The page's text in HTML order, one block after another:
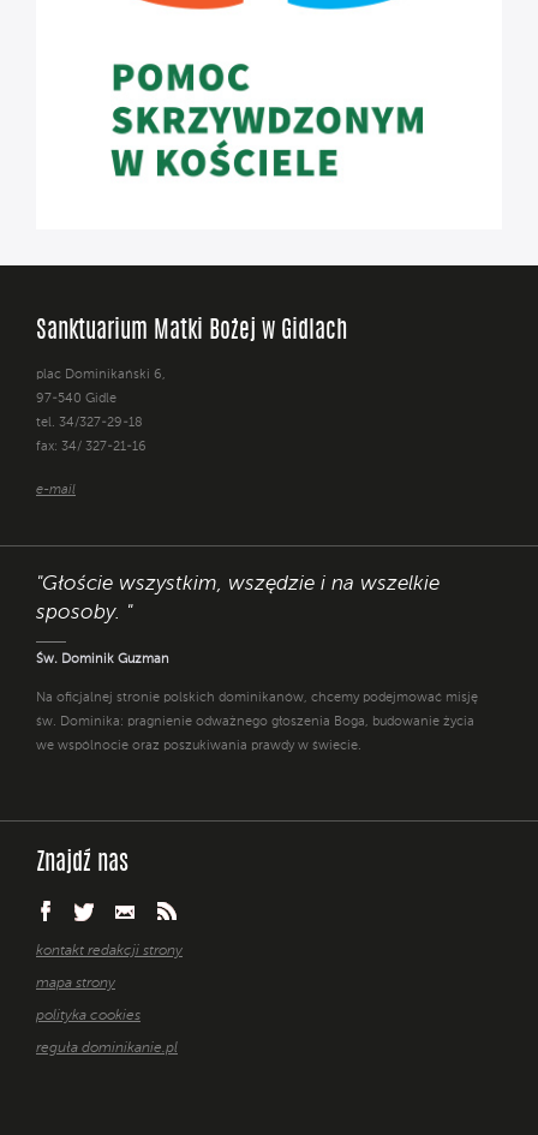
Sanktuarium Matki Bożej w Gidlach
plac Dominikański 6,
97-540 Gidle
tel. 34/327-29-18
fax: 34/ 327-21-16
e-mail
"Głoście wszystkim, wszędzie i na wszelkie
sposoby. "
Św. Dominik Guzman
Na oficjalnej stronie polskich dominikanów, chcemy podejmować misję
św. Dominika: pragnienie odważnego głoszenia Boga, budowanie życia
we wspólnocie oraz poszukiwania prawdy w świecie.
Znajdź nas
kontakt redakcji strony
mapa strony
polityka cookies
reguła dominikanie.pl